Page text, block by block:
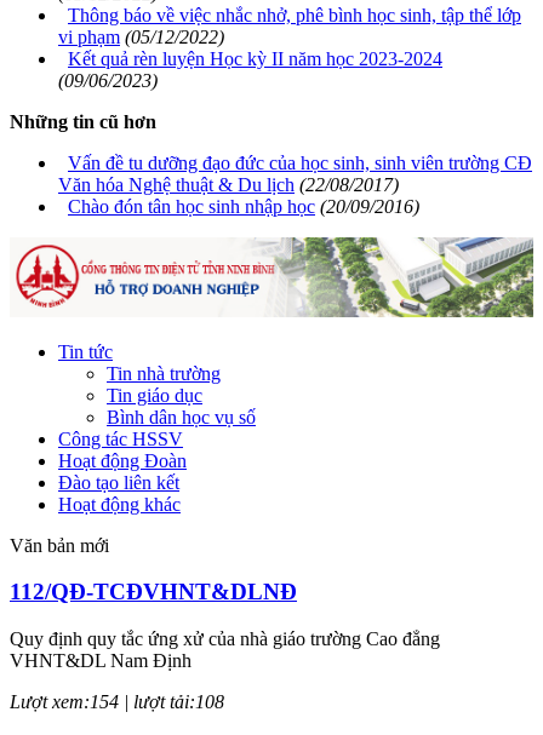
Thông báo về việc nhắc nhở, phê bình học sinh, tập thể lớp
vi phạm (05/12/2022)
Kết quả rèn luyện Học kỳ II năm học 2023-2024
(09/06/2023)
Những tin cũ hơn
Vấn đề tu dưỡng đạo đức của học sinh, sinh viên trường CĐ
Văn hóa Nghệ thuật & Du lịch (22/08/2017)
Chào đón tân học sinh nhập học (20/09/2016)
Tin tức
Tin nhà trường
Tin giáo dục
Bình dân học vụ số
Công tác HSSV
Hoạt động Đoàn
Đào tạo liên kết
Hoạt động khác
Văn bản mới
112/QĐ-TCĐVHNT&DLNĐ
Quy định quy tắc ứng xử của nhà giáo trường Cao đẳng
VHNT&DL Nam Định
Lượt xem:154 | lượt tải:108